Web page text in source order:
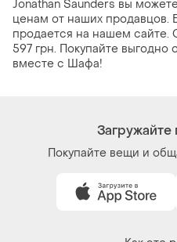
Jonathan Saunders вы
ценам от наших продавцов.
продается на нашем сайте.
597 грн. Покупайте выгодно
вместе с Шафа!
Покупайте вещи и